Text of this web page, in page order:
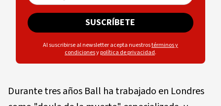
SUSCRÍBETE
Al suscribirse al newsletter acepta nuestrostérminos y
condicionesypolítica de privacidad.
Durante tres años Ball ha trabajado en Londres